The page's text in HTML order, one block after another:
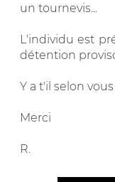
un tournevis...
L'individu est
détention
Y a t'il selon
Merci
R.